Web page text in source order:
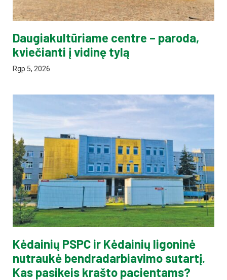
Daugiakultūriame centre – paroda,
kviečianti į vidinę tylą
Rgp 5, 2026
Kėdainių PSPC ir Kėdainių ligoninė
nutraukė bendradarbiavimo sutartį.
Kas pasikeis krašto pacientams?